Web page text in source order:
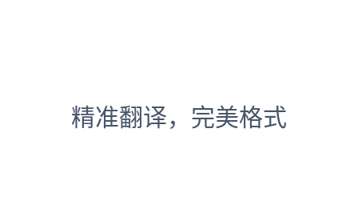
精准翻译，完美格式